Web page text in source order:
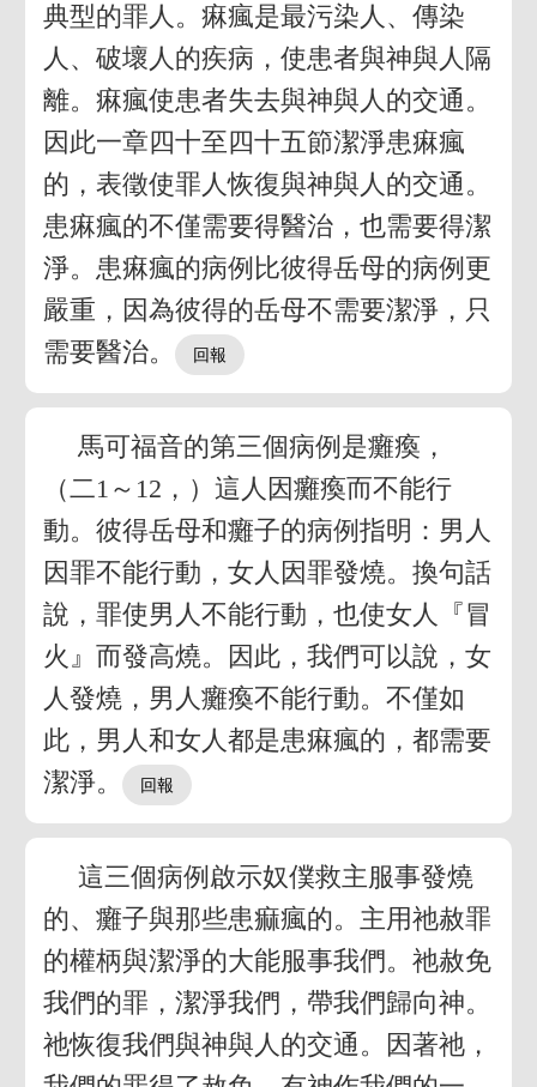
典型的罪人。痳瘋是最污染人、傳染
人、破壞人的疾病，使患者與神與人隔
離。痳瘋使患者失去與神與人的交通。
因此一章四十至四十五節潔淨患痳瘋
的，表徵使罪人恢復與神與人的交通。
患痳瘋的不僅需要得醫治，也需要得潔
淨。患痳瘋的病例比彼得岳母的病例更
嚴重，因為彼得的岳母不需要潔淨，只
需要醫治。
馬可福音的第三個病例是癱瘓，
（二1～12，）這人因癱瘓而不能行
動。彼得岳母和癱子的病例指明：男人
因罪不能行動，女人因罪發燒。換句話
說，罪使男人不能行動，也使女人『冒
火』而發高燒。因此，我們可以說，女
人發燒，男人癱瘓不能行動。不僅如
此，男人和女人都是患痳瘋的，都需要
潔淨。
這三個病例啟示奴僕救主服事發燒
的、癱子與那些患痲瘋的。主用祂赦罪
的權柄與潔淨的大能服事我們。祂赦免
我們的罪，潔淨我們，帶我們歸向神。
祂恢復我們與神與人的交通。因著祂，